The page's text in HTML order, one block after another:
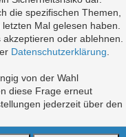
die spezifischen Themen,
Mal gelesen haben.
oder ablehnen.
Datenschutzerklärung
von der Wahl
diese Frage erneut
jederzeit über den